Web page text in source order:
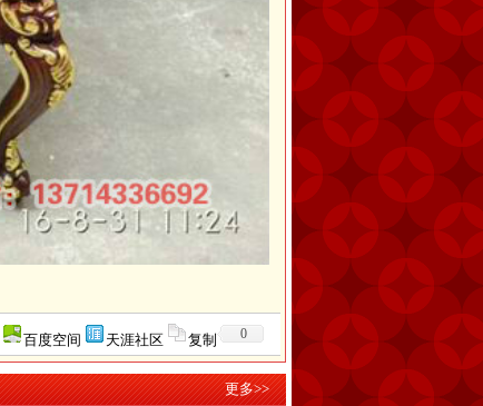
百度空间 天涯社区 复制 0
更多>>